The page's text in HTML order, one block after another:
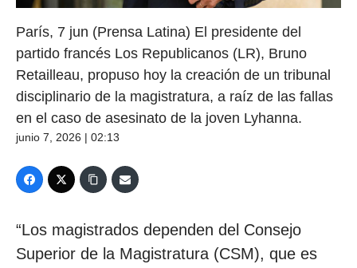
París, 7 jun (Prensa Latina) El presidente del
partido francés Los Republicanos (LR), Bruno
Retailleau, propuso hoy la creación de un tribunal
disciplinario de la magistratura, a raíz de las fallas
en el caso de asesinato de la joven Lyhanna.
junio 7, 2026 | 02:13
“Los magistrados dependen del Consejo
Superior de la Magistratura (CSM), que es